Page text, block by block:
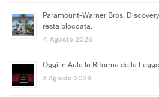
Paramount-Warner Bros.
resta bloccata.
4 Agosto 2026
Oggi in Aula la Riforma della
3 Agosto 2026